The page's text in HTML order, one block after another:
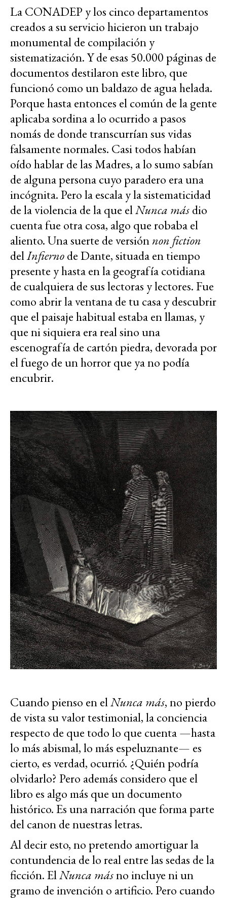
La CONADEP y los cinco departamentos
creados a su servicio hicieron un trabajo
monumental de compilación y
sistematización. Y de esas 50.000 páginas de
documentos destilaron este libro, que
funcionó como un baldazo de agua helada.
Porque hasta entonces el común de la gente
aplicaba sordina a lo ocurrido a pasos
nomás de donde transcurrían sus vidas
falsamente normales. Casi todos habían
oído hablar de las Madres, a lo sumo sabían
de alguna persona cuyo paradero era una
incógnita. Pero la escala y la sistematicidad
de la violencia de la que elNunca másdio
cuenta fue otra cosa, algo que robaba el
aliento. Una suerte de versiónnon fiction
delInfiernode Dante, situada en tiempo
presente y hasta en la geografía cotidiana
de cualquiera de sus lectoras y lectores. Fue
como abrir la ventana de tu casa y descubrir
que el paisaje habitual estaba en llamas, y
que ni siquiera era real sino una
escenografía de cartón piedra, devorada por
el fuego de un horror que ya no podía
encubrir.
Cuando pienso en elNunca más, no pierdo
de vista su valor testimonial, la conciencia
respecto de que todo lo que cuenta —hasta
lo más abismal, lo más espeluznante— es
cierto, es verdad, ocurrió. ¿Quién podría
olvidarlo? Pero además considero que el
libro es algo más que un documento
histórico. Es una narración que forma parte
del canon de nuestras letras.
Al decir esto, no pretendo amortiguar la
contundencia de lo real entre las sedas de la
ficción. ElNunca másno incluye ni un
gramo de invención o artificio. Pero cuando